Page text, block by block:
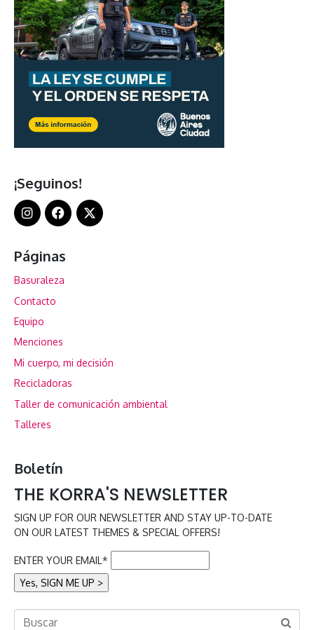
¡Seguinos!
Páginas
Basuraleza
Contacto
Equipo
Menciones
Mi cuerpo, mi decisión
Recicladoras
Taller de comunicación ambiental
Talleres
Boletín
THE KORRA'S NEWSLETTER
SIGN UP FOR OUR NEWSLETTER AND STAY UP-TO-DATE
ON OUR LATEST THEMES & SPECIAL OFFERS!
ENTER YOUR EMAIL*